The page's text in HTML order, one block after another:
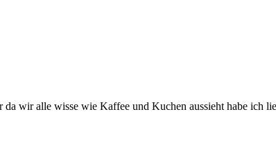
wir alle wisse wie Kaffee und Kuchen aussieht habe ich